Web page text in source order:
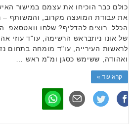
כולם כבר הוכיחו את עצמם במישור
את עבודת המועצה מקרוב, והמשותף –
הכלל. רוצים להדליף? שלחו וואטסאפ
לראשות העירייה, עו"ד מומחה בתחום
ואהודה, ששימש כסגן ומ"מ ראש …
קרא עוד »